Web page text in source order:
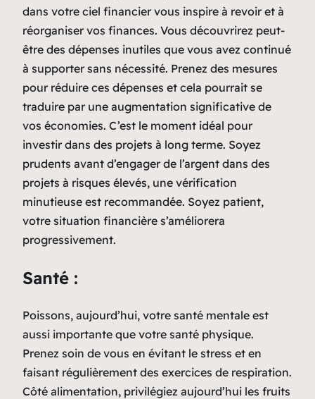
dans votre ciel financier vous inspire à revoir et à
réorganiser vos finances. Vous découvrirez peut-
être des dépenses inutiles que vous avez continué
à supporter sans nécessité. Prenez des mesures
pour réduire ces dépenses et cela pourrait se
traduire par une augmentation significative de
vos économies. C’est le moment idéal pour
investir dans des projets à long terme. Soyez
prudents avant d’engager de l’argent dans des
projets à risques élevés, une vérification
minutieuse est recommandée. Soyez patient,
votre situation financière s’améliorera
progressivement.
Santé :
Poissons, aujourd’hui, votre santé mentale est
aussi importante que votre santé physique.
Prenez soin de vous en évitant le stress et en
faisant régulièrement des exercices de respiration.
Côté alimentation, privilégiez aujourd’hui les fruits